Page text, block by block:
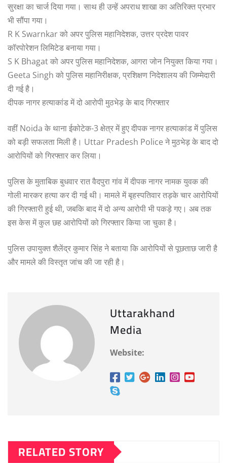
सुरक्षा का चार्ज दिया गया। साथ ही उन्हें अपराध शाखा का अतिरिक्त प्रभार
भी सौंपा गया।
R K Swarnkar को अपर पुलिस महानिदेशक, उत्तर प्रदेश पावर
कॉरपोरेशन लिमिटेड बनाया गया।
S K Bhagat को अपर पुलिस महानिदेशक, आगरा जोन नियुक्त किया गया।
Geeta Singh को पुलिस महानिरीक्षक, प्रशिक्षण निदेशालय की जिम्मेदारी
दी गई है।
दीपक नागर हत्याकांड में दो आरोपी मुठभेड़ के बाद गिरफ्तार
वहीं Noida के थाना ईकोटेक-3 क्षेत्र में हुए दीपक नागर हत्याकांड में पुलिस
को बड़ी सफलता मिली है। Uttar Pradesh Police ने मुठभेड़ के बाद दो
आरोपियों को गिरफ्तार कर लिया।
पुलिस के मुताबिक बुधवार रात वैदपुरा गांव में दीपक नागर नामक युवक की
गोली मारकर हत्या कर दी गई थी। मामले में बृहस्पतिवार तड़के चार आरोपियों
की गिरफ्तारी हुई थी, जबकि बाद में दो अन्य आरोपी भी पकड़े गए। अब तक
इस केस में कुल छह आरोपियों को गिरफ्तार किया जा चुका है।
पुलिस उपायुक्त शैलेंद्र कुमार सिंह ने बताया कि आरोपियों से पूछताछ जारी है
और मामले की विस्तृत जांच की जा रही है।
Uttarakhand
Media
Website:
RELATED STORY